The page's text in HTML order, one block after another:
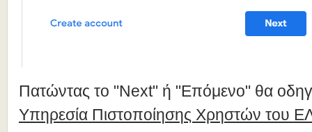
Πατώντας το "Next" ή "Επόμενο" θα
Υπηρεσία Πιστοποίησης Χρηστών του